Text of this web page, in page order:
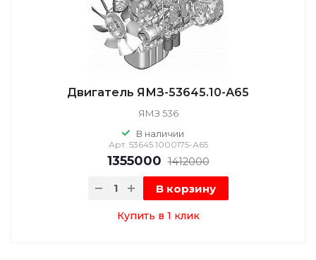
Двигатель ЯМЗ-53645.10-А65
ЯМЗ 536
В наличии
Арт. 53645.1000175-А65
1355000 1412000
В корзину
Купить в 1 клик